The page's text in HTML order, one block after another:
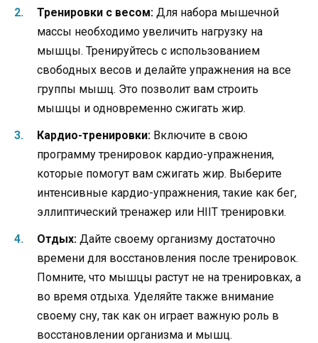
Тренировки с весом: Для набора мышечной
массы необходимо увеличить нагрузку на
мышцы. Тренируйтесь с использованием
свободных весов и делайте упражнения на все
группы мышц. Это позволит вам строить
мышцы и одновременно сжигать жир.
Кардио-тренировки: Включите в свою
программу тренировок кардио-упражнения,
которые помогут вам сжигать жир. Выберите
интенсивные кардио-упражнения, такие как бег,
эллиптический тренажер или HIIT тренировки.
Отдых: Дайте своему организму достаточно
времени для восстановления после тренировок.
Помните, что мышцы растут не на тренировках, а
во время отдыха. Уделяйте также внимание
своему сну, так как он играет важную роль в
восстановлении организма и мышц.